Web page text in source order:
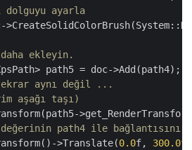
ayarla
ekleyin.
aynı değil ...
aşağı taşı)
değerinin path4 ile
>Translate(0.0f, 300.0